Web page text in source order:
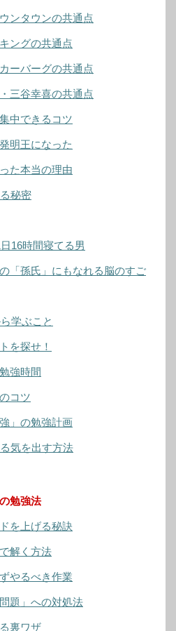
ンタウンの共通点
ングの共通点
ーバーグの共通点
三谷幸喜の共通点
中できるコツ
明王になった
た本当の理由
秘密
16時間寝てる男
「孫氏」にもなれる脳のすご
学ぶこと
を探せ！
強時間
コツ
」の勉強計画
気を出す方法
勉強法
を上げる秘訣
解く方法
やるべき作業
題」への対処法
裏ワザ